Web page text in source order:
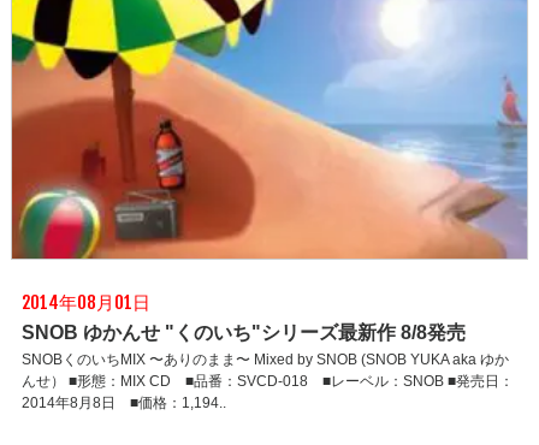
2014年08月01日
SNOB ゆかんせ "くのいち"シリーズ最新作 8/8発売
SNOBくのいちMIX 〜ありのまま〜 Mixed by SNOB (SNOB YUKA aka ゆか
んせ） ■形態：MIX CD ■品番：SVCD-018 ■レーベル：SNOB ■発売日：
2014年8月8日 ■価格：1,194..